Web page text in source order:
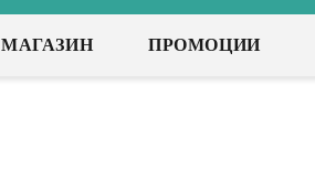
МАГАЗИН ПРОМОЦИИ